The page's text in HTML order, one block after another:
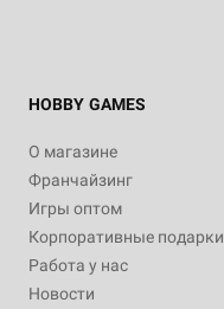
HOBBY GAMES
О магазине
Франчайзинг
Игры оптом
Корпоративные подарки
Работа у нас
Новости